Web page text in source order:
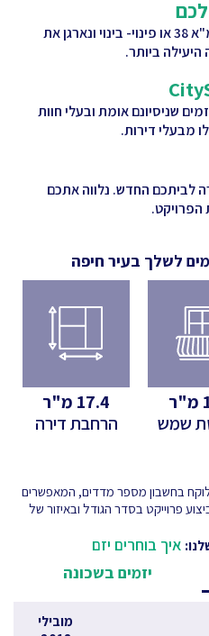
נגבש איתכם תוכנית תמ"א 38 או פינוי- בינוי ונארגן את
היעילה ביותר.
שניסיונם אומת ובעלי חוות
מבעלי דירות.
לביתכם החדש. נלווה אתכם
לשלך בעיר חיפה
מ"ר
שמש
17.4 מ"ר
הרחבת דירה
בחשבון מספר מדדים, המאפשרים
פרוייקט בסדר הגודל ובאיזור של
איך בוחרים יזם
יזמים בשכונה
מובילי